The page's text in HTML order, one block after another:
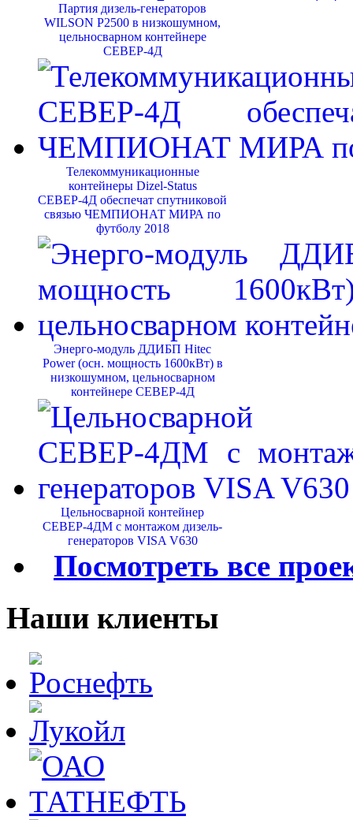
Партия дизель-генераторов
WILSON P2500 в низкошумном,
цельносварном контейнере
СЕВЕР-4Д
Телекоммуникационные
контейнеры Dizel-Status
СЕВЕР-4Д обеспечат спутниковой
связью ЧЕМПИОНАТ МИРА по
футболу 2018
Энерго-модуль ДДИБП Hitec
Power (осн. мощность 1600кВт) в
низкошумном, цельносварном
контейнере СЕВЕР-4Д
Цельносварной контейнер
СЕВЕР-4ДМ с монтажом дизель-
генераторов VISA V630
Посмотреть все
Наши клиенты